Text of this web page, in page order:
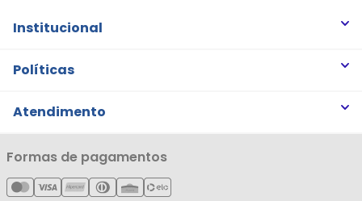
Institucional
Quem somos
Notícias
Cartão Líderzan
Políticas
Trocas e Devoluções
Política de Privacidade
Política de Entrega
Política de Reembolso
Atendimento
Minha Conta
Meus Pedidos
Formas de pagamentos